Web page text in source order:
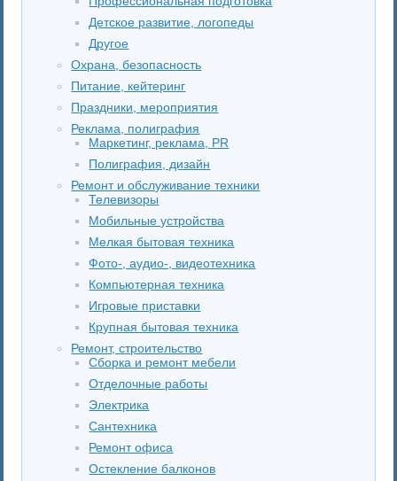
Детское развитие, логопеды
Другое
Охрана, безопасность
Питание, кейтеринг
Праздники, мероприятия
Реклама, полиграфия
Маркетинг, реклама, PR
Полиграфия, дизайн
Ремонт и обслуживание техники
Телевизоры
Мобильные устройства
Мелкая бытовая техника
Фото-, аудио-, видеотехника
Компьютерная техника
Игровые приставки
Крупная бытовая техника
Ремонт, строительство
Сборка и ремонт мебели
Отделочные работы
Электрика
Сантехника
Ремонт офиса
Остекление балконов